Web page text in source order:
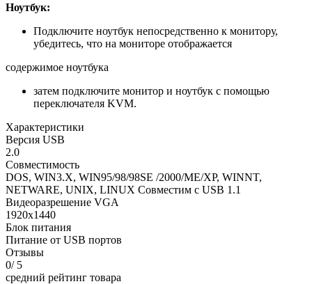
Ноутбук:
Подключите ноутбук непосредственно к монитору,
убедитесь, что на мониторе отображается
содержимое ноутбука
затем подключите монитор и ноутбук с помощью
переключателя KVM.
Характеристики
Версия USB
2.0
Совместимость
DOS, WIN3.X, WIN95/98/98SE /2000/ME/XP, WINNT,
NETWARE, UNIX, LINUX Совместим с USB 1.1
Видеоразрешение VGA
1920х1440
Блок питания
Питание от USB портов
Отзывы
0/ 5
средний рейтинг товара